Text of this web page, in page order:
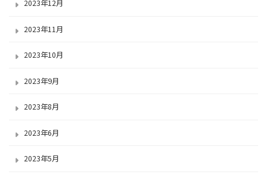
2023年12月
2023年11月
2023年10月
2023年9月
2023年8月
2023年6月
2023年5月